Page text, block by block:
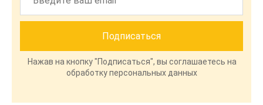
Нажав на кнопку "Подписаться", вы соглашаетесь на
обработку персональных данных